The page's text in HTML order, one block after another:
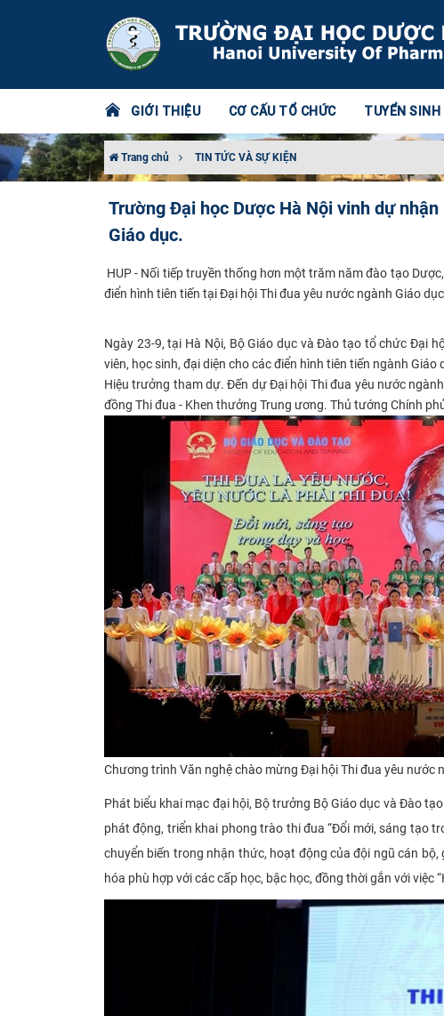
GIỚI THIỆU CƠ CẤU TỔ CHỨC TUYỂN SINH
Trang chủ TIN TỨC VÀ SỰ KIỆN
Trường Đại học Dược Hà Nội vinh dự
Giáo dục.
HUP - Nối tiếp truyền thống hơn một trăm năm đào tạo
điển hình tiên tiến tại Đại hội Thi đua yêu nước ngành Giáo
Ngày 23-9, tại Hà Nội, Bộ Giáo dục và Đào tạo tổ chức Đại
viên, học sinh, đại diện cho các điển hình tiên tiến ngành
Hiệu trưởng tham dự.Đến dự Đại hội Thi đua yêu nước
đồng Thi đua - Khen thưởng Trung ương. Thủ tướng Chính
Chương trình Văn nghệ chào mừng Đại hội Thi đua yêu nước
Phát biểu khai mạc đại hội, Bộ trưởng Bộ Giáo dục và Đào
phát động, triển khai phong trào thi đua “Đổi mới, sáng tạo
chuyển biến trong nhận thức, hoạt động của đội ngũ cán
hóa phù hợp với các cấp học, bậc học, đồng thời gắn với